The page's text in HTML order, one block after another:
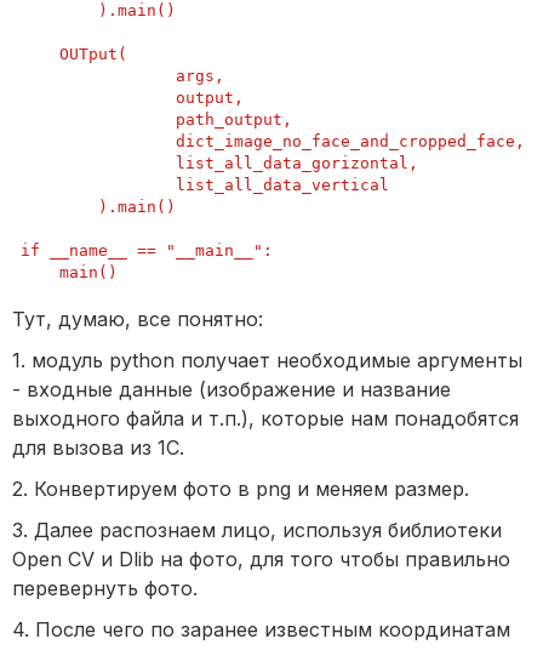
        ).main()
    OUTput(
                args,
                output,
                path_output,
                dict_image_no_face_and_cropped_face,
                list_all_data_gorizontal,
                list_all_data_vertical
        ).main()
if __name__ == "__main__":
Тут, думаю, все понятно:
1. модуль python получает необходимые аргументы
- входные данные (изображение и название
выходного файла и т.п.), которые нам понадобятся
для вызова из 1С.
2. Конвертируем фото в png и меняем размер.
3. Далее распознаем лицо, используя библиотеки
Open CV и Dlib на фото, для того чтобы правильно
перевернуть фото.
4. После чего по заранее известным координатам